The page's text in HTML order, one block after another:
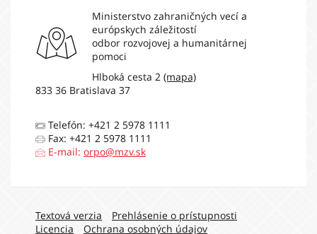
Ministerstvo zahraničných vecí a
európskych záležitostí
odbor rozvojovej a humanitárnej
pomoci
Hlboká cesta 2 (mapa)
833 36 Bratislava 37
Telefón: +421 2 5978 1111
Fax: +421 2 5978 1111
E-mail: orpo@mzv.sk
Navigation:
Textová verzia
Prehlásenie o prístupnosti
Licencia
Ochrana osobných údajov